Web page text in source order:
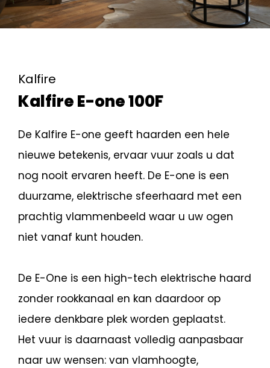
Kalfire
Kalfire E-one 100F
De Kalfire E-one geeft haarden een hele
nieuwe betekenis, ervaar vuur zoals u dat
nog nooit ervaren heeft. De E-one is een
duurzame, elektrische sfeerhaard met een
prachtig vlammenbeeld waar u uw ogen
niet vanaf kunt houden.
De E-One is een high-tech elektrische haard
zonder rookkanaal en kan daardoor op
iedere denkbare plek worden geplaatst.
Het vuur is daarnaast volledig aanpasbaar
naar uw wensen: van vlamhoogte,